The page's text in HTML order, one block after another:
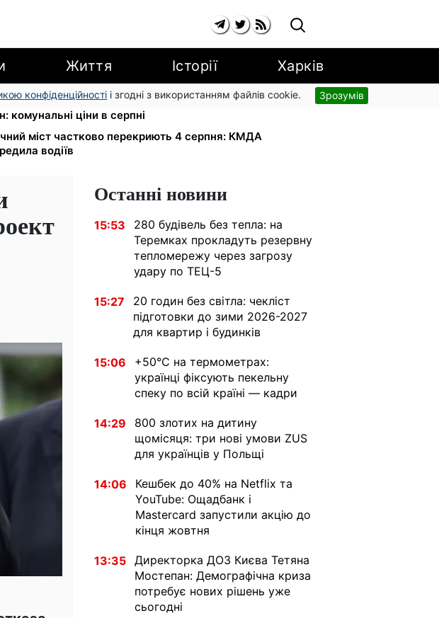
Життя Історії Харків
конфіденційності і згодні з використанням файлів cookie. Зрозумів
на воду злетіли до 91,24 грн/куб, газ може сягнути
комунальні ціни в серпні
міст частково перекриють 4 серпня: КМДА
водіїв
Останні новини
15:53
280 будівель без тепла: на
Теремках прокладуть резервну
тепломережу через загрозу
удару по ТЕЦ-5
15:27
20 годин без світла: чекліст
підготовки до зими 2026-2027
для квартир і будинків
15:06
+50°C на термометрах:
українці фіксують пекельну
спеку по всій країні — кадри
14:29
800 злотих на дитину
щомісяця: три нові умови ZUS
для українців у Польщі
14:06
Кешбек до 40% на Netflix та
YouTube: Ощадбанк і
Mastercard запустили акцію до
кінця жовтня
13:35 Директорка ДОЗ Києва Тетяна
Мостепан: Демографічна криза
потребує нових рішень уже
сьогодні